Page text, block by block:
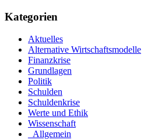
Kategorien
Aktuelles
Alternative Wirtschaftsmodelle
Finanzkrise
Grundlagen
Politik
Schulden
Schuldenkrise
Werte und Ethik
Wissenschaft
_Allgemein